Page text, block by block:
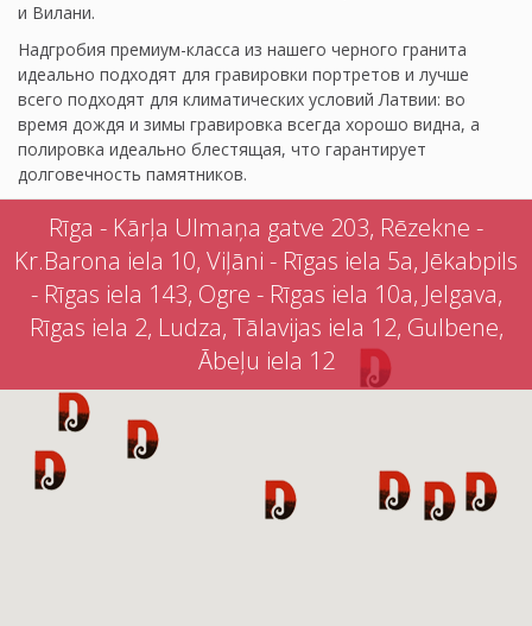
и Вилани.
Надгробия премиум-класса из нашего черного гранита
идеально подходят для гравировки портретов и лучше
всего подходят для климатических условий Латвии: во
время дождя и зимы гравировка всегда хорошо видна, а
полировка идеально блестящая, что гарантирует
долговечность памятников.
Rīga - Kārļa Ulmaņa gatve 203, Rēzekne -
Kr.Barona iela 10, Viļāni - Rīgas iela 5a, Jēkabpils
- Rīgas iela 143, Ogre - Rīgas iela 10a, Jelgava,
Rīgas iela 2, Ludza, Tālavijas iela 12, Gulbene,
Ābeļu iela 12